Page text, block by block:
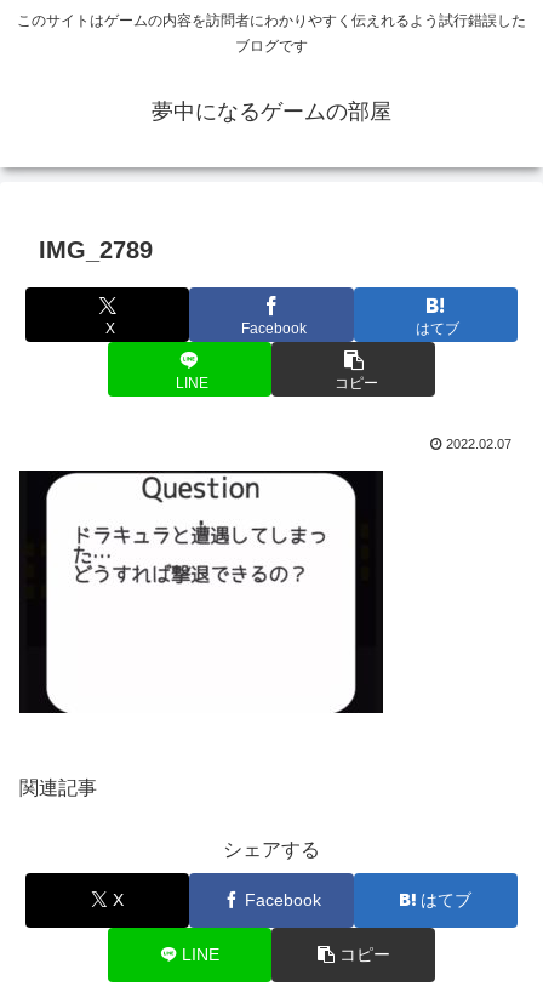
このサイトはゲームの内容を訪問者にわかりやすく伝えれるよう試行錯誤した
ブログです
夢中になるゲームの部屋
IMG_2789
X Facebook はてブ
LINE コピー
2022.02.07
関連記事
シェアする
X Facebook はてブ
LINE コピー